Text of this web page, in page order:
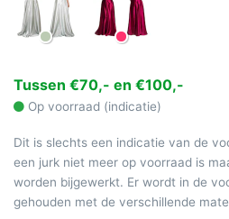
Tussen €70,- en €100,-
Op voorraad (indicatie)
Dit is slechts een indicatie van de
een jurk niet meer op voorraad is
worden bijgewerkt. Er wordt in de
gehouden met de verschillende